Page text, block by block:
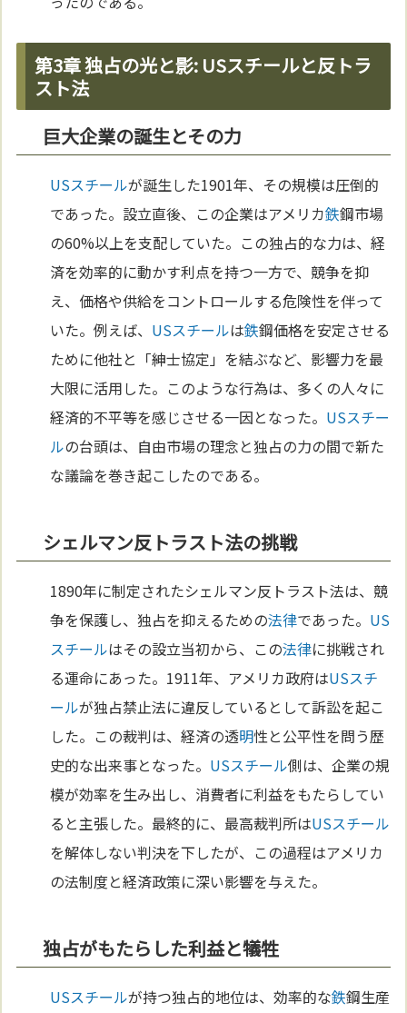
第3章 独占の光と影: USスチールと反トラ
スト法
巨大企業の誕生とその力
USスチールが誕生した1901年、その規模は圧倒的
であった。設立直後、この企業はアメリカ鉄鋼市場
の60%以上を支配していた。この独占的な力は、経
済を効率的に動かす利点を持つ一方で、競争を抑
え、価格や供給をコントロールする危険性を伴って
いた。例えば、 USスチールは鉄鋼価格を安定させる
ために他社と「紳士協定」を結ぶなど、影響力を最
大限に活用した。このような行為は、多くの人々に
経済的不平等を感じさせる一因となった。 USスチー
ルの台頭は、自由市場の理念と独占の力の間で新た
な議論を巻き起こしたのである。
シェルマン反トラスト法の挑戦
1890年に制定されたシェルマン反トラスト法は、競
争を保護し、独占を抑えるための法律であった。 US
スチールはその設立当初から、この法律に挑戦され
る運命にあった。1911年、アメリカ政府はUSスチ
ールが独占禁止法に違反しているとして訴訟を起こ
した。この裁判は、経済の透明性と公平性を問う歴
史的な出来事となった。 USスチール側は、企業の規
模が効率を生み出し、消費者に利益をもたらしてい
ると主張した。最終的に、最高裁判所はUSスチール
を解体しない判決を下したが、この過程はアメリカ
の法制度と経済政策に深い影響を与えた。
独占がもたらした利益と犠牲
USスチールが持つ独占的地位は、効率的な鉄鋼生産